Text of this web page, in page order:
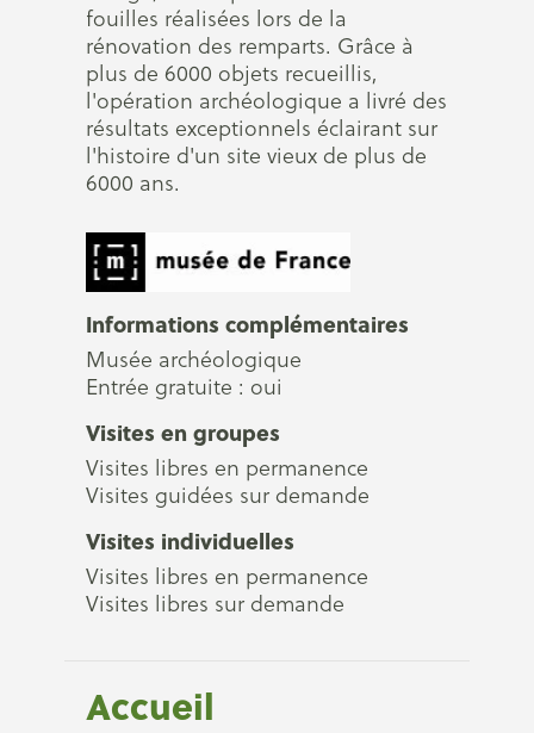
fouilles réalisées lors de la
rénovation des remparts. Grâce à
plus de 6000 objets recueillis,
l'opération archéologique a livré des
résultats exceptionnels éclairant sur
l'histoire d'un site vieux de plus de
6000 ans.
Informations complémentaires
Musée archéologique
Entrée gratuite : oui
Visites en groupes
Visites libres en permanence
Visites guidées sur demande
Visites individuelles
Visites libres en permanence
Visites libres sur demande
Accueil